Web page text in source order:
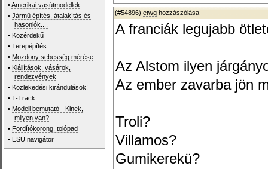
•Amerikai vasútmodellek
•Jármű építés, átalakítás és
hasonlók....
• Közérdekű
•Terepépítés
• Mozdony sebesség mérése
• Kiállítások, vásárok,
rendezvények
• Közlekedési kirándulások!
•T-Track
• Modell bemutató - Kinek,
milyen van?
• Fordítókorong, tolópad
• ESU navigátor
(#54896) etwg hozzászólása
A franciák legujabb
Az Alstom ilyen
Az ember zavarba jön
Troli?
Villamos?
Gumikerekü?